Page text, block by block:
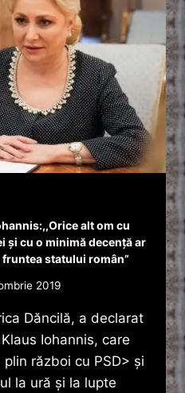
alt om cu
cu o minimă decenţă ar
statului român”
2019
Dăncilă, a declarat
Iohannis, care
război cu PSD> şi
la ură şi la lupte